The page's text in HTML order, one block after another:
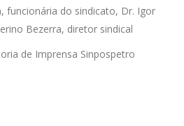
funcionária do sindicato, Dr. Igor
Bezerra, diretor sindical
de Imprensa Sinpospetro